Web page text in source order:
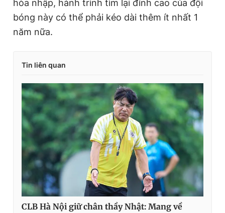
hòa nhập, hành trình tìm lại đỉnh cao của đội
bóng này có thể phải kéo dài thêm ít nhất 1
năm nữa.
Tin liên quan
CLB Hà Nội giữ chân thầy Nhật: Mang về